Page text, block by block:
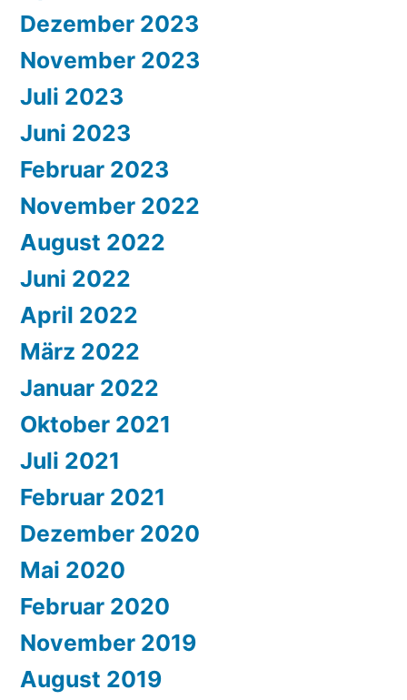
Dezember 2023
November 2023
Juli 2023
Juni 2023
Februar 2023
November 2022
August 2022
Juni 2022
April 2022
März 2022
Januar 2022
Oktober 2021
Juli 2021
Februar 2021
Dezember 2020
Mai 2020
Februar 2020
November 2019
August 2019